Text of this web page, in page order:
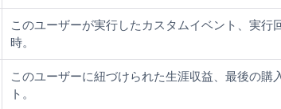
このユーザーが実行したカスタムイベント、実行
時。
このユーザーに紐づけられた生涯収益、最後の購
ト。